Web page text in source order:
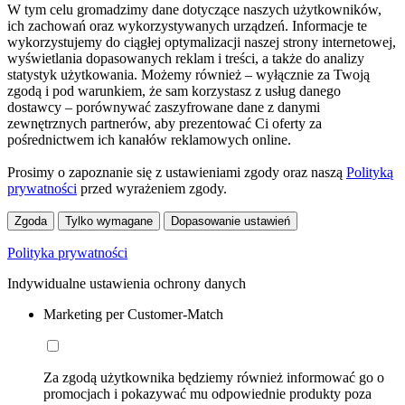
W tym celu gromadzimy dane dotyczące naszych użytkowników,
ich zachowań oraz wykorzystywanych urządzeń. Informacje te
wykorzystujemy do ciągłej optymalizacji naszej strony internetowej,
wyświetlania dopasowanych reklam i treści, a także do analizy
statystyk użytkowania. Możemy również – wyłącznie za Twoją
zgodą i pod warunkiem, że sam korzystasz z usług danego
dostawcy – porównywać zaszyfrowane dane z danymi
zewnętrznych partnerów, aby prezentować Ci oferty za
pośrednictwem ich kanałów reklamowych online.
Prosimy o zapoznanie się z ustawieniami zgody oraz naszą Polityką
prywatności przed wyrażeniem zgody.
Zgoda Tylko wymagane Dopasowanie ustawień
Polityka prywatności
Indywidualne ustawienia ochrony danych
Marketing per Customer-Match
Za zgodą użytkownika będziemy również informować go o
promocjach i pokazywać mu odpowiednie produkty poza